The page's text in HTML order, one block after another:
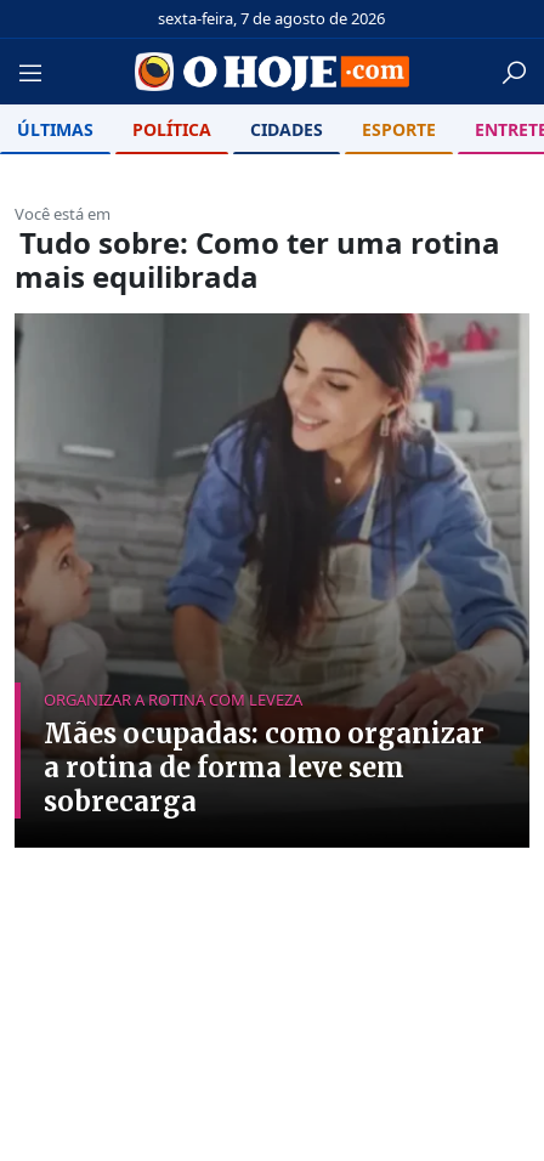
sexta-feira, 7 de agosto de 2026
ÚLTIMAS POLÍTICA CIDADES ESPORTE
Você está em
Tudo sobre: Como ter uma rotina
mais equilibrada
ORGANIZAR A ROTINA COM LEVEZA
Mães ocupadas: como organizar
a rotina de forma leve sem
sobrecarga